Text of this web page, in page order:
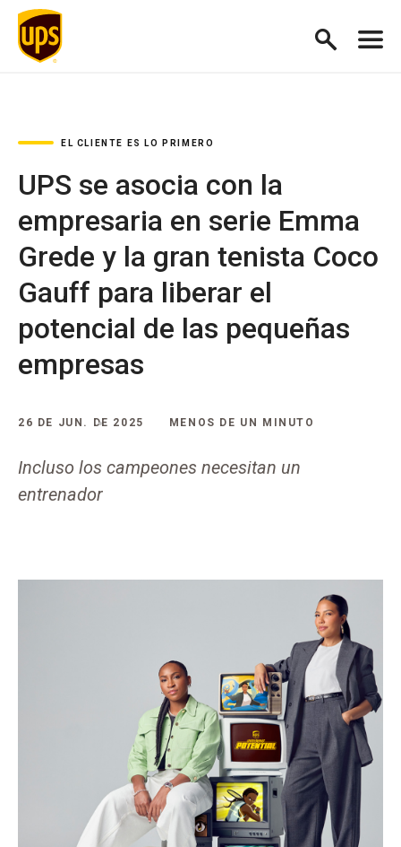
EL CLIENTE ES LO PRIMERO
UPS se asocia con la
empresaria en serie Emma
Grede y la gran tenista Coco
Gauff para liberar el
potencial de las pequeñas
empresas
26 DE JUN. DE 2025 MENOS DE UN MINUTO
Incluso los campeones necesitan un
entrenador